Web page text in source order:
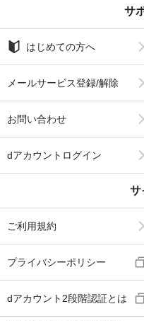
サ
はじめての方へ
メールサービス登録/解除
お問い合わせ
dアカウントログイン
サ
ご利用規約
プライバシーポリシー
dアカウント2段階認証とは